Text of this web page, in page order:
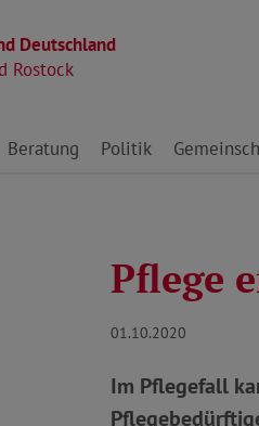
Deutschland
Rostock
Inhalten springen
Beratung Politik
Pflege
01.10.2020
Im Pflegefall